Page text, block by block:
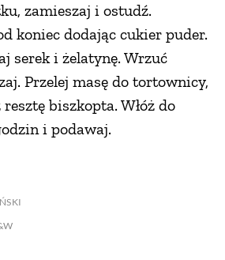
zamieszaj i ostudź.
koniec dodając cukier puder.
serek i żelatynę. Wrzuć
Przelej masę do tortownicy,
biszkopta. Włóż do
i podawaj.